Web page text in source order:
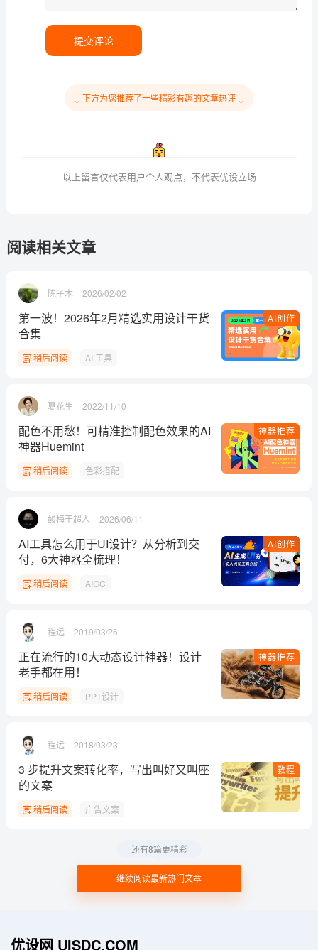
提交评论
↓ 下方为您推荐了一些精彩有趣的文章热评 ↓
以上留言仅代表用户个人观点，不代表优设立场
阅读相关文章
陈子木 2026/02/02
AI创作
第一波！2026年2月精选实用设计干货
合集
稍后阅读 AI 工具
夏花生 2022/11/10
神器推荐
配色不用愁！可精准控制配色效果的AI
神器Huemint
稍后阅读 色彩搭配
酸梅干超人 2026/06/11
AI创作
AI工具怎么用于UI设计？从分析到交
付，6大神器全梳理！
稍后阅读 AIGC
程远 2019/03/26
神器推荐
正在流行的10大动态设计神器！设计
老手都在用！
稍后阅读 PPT设计
程远 2018/03/23
教程
3 步提升文案转化率，写出叫好又叫座
的文案
稍后阅读 广告文案
继续阅读最新热门文章
还有8篇更精彩
优设网 UISDC.COM